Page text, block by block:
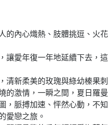
的內心熾熱、肢體挑逗、火花
讓愛年復一年地延續下去，這
清新柔美的玫瑰與綠幼榛果刺
的激情，一瞬之間，夏日羅曼
，脈搏加速、怦然心動，不知
愛戀之旅。